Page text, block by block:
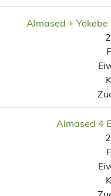
Almased +
Almased 4